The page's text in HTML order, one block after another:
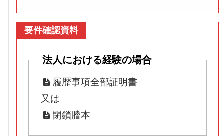
要件確認資料
法人における経験の場合
履歴事項全部証明書
又は
閉鎖謄本